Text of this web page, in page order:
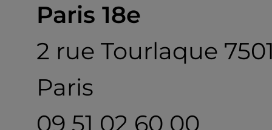
Paris 18e
2 rue Tourlaque
Paris
09 51 02 60 00